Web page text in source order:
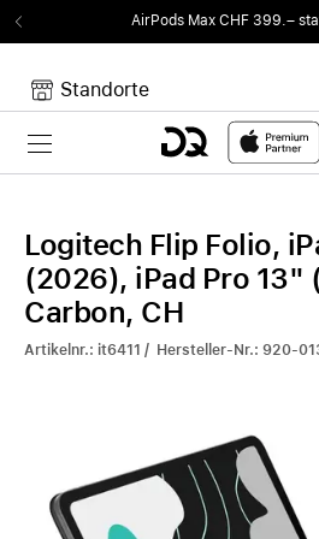
CHF 399.– statt CHF 499.–
Standorte
Toggle navigation
Logitech Flip Folio,
(2026), iPad Pro 13"
Carbon, CH
Artikelnr.: it6411 / Hersteller-Nr.: 920-